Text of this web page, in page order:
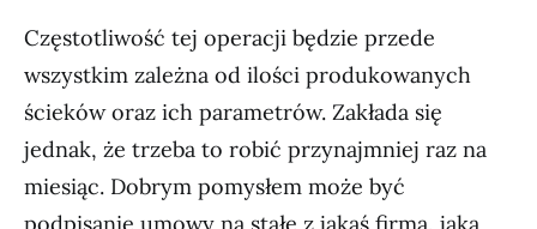
Częstotliwość tej operacji będzie przede
wszystkim zależna od ilości produkowanych
ścieków oraz ich parametrów. Zakłada się
jednak, że trzeba to robić przynajmniej raz na
miesiąc. Dobrym pomysłem może być